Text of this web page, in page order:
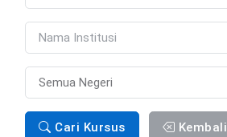
Name
Preference
Cari Kursus Kembali